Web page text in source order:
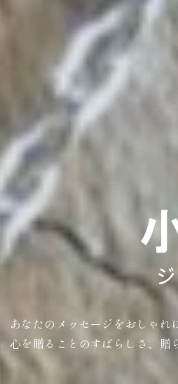
あなたのメッセージをおしゃれ
心を贈ることのすばらしさ、贈